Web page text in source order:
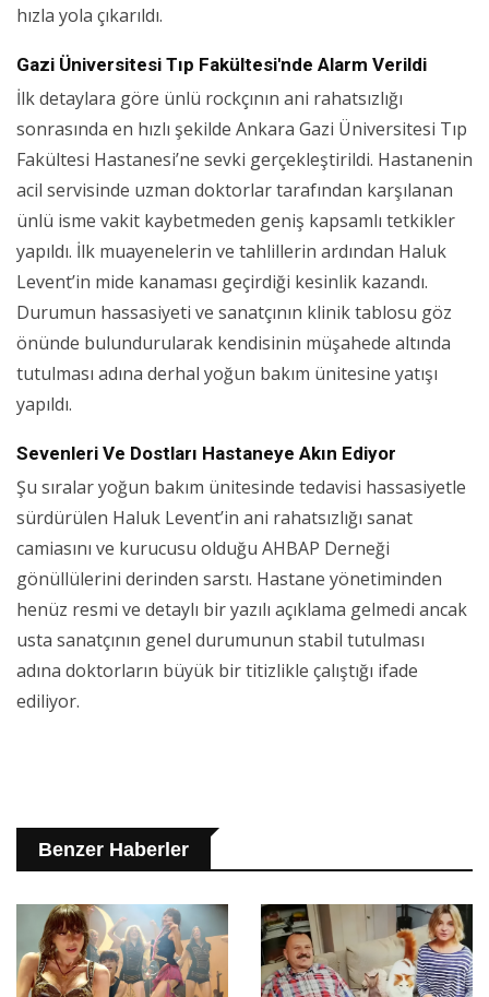
hızla yola çıkarıldı.
Gazi Üniversitesi Tıp Fakültesi'nde Alarm Verildi
İlk detaylara göre ünlü rockçının ani rahatsızlığı
sonrasında en hızlı şekilde Ankara Gazi Üniversitesi Tıp
Fakültesi Hastanesi’ne sevki gerçekleştirildi. Hastanenin
acil servisinde uzman doktorlar tarafından karşılanan
ünlü isme vakit kaybetmeden geniş kapsamlı tetkikler
yapıldı. İlk muayenelerin ve tahlillerin ardından Haluk
Levent’in mide kanaması geçirdiği kesinlik kazandı.
Durumun hassasiyeti ve sanatçının klinik tablosu göz
önünde bulundurularak kendisinin müşahede altında
tutulması adına derhal yoğun bakım ünitesine yatışı
yapıldı.
Sevenleri Ve Dostları Hastaneye Akın Ediyor
Şu sıralar yoğun bakım ünitesinde tedavisi hassasiyetle
sürdürülen Haluk Levent’in ani rahatsızlığı sanat
camiasını ve kurucusu olduğu AHBAP Derneği
gönüllülerini derinden sarstı. Hastane yönetiminden
henüz resmi ve detaylı bir yazılı açıklama gelmedi ancak
usta sanatçının genel durumunun stabil tutulması
adına doktorların büyük bir titizlikle çalıştığı ifade
ediliyor.
Benzer Haberler